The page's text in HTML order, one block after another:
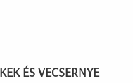
ÉS VECSERNYE